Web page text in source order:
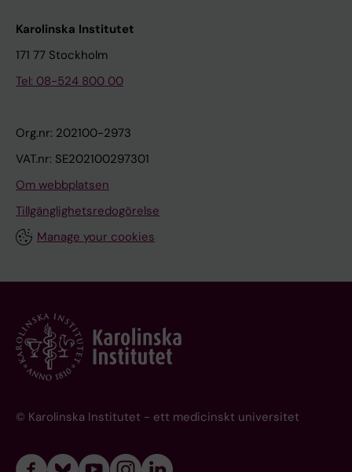
Karolinska Institutet
171 77 Stockholm
Tel: 08-524 800 00
Org.nr: 202100-2973
VAT.nr: SE202100297301
Om webbplatsen
Tillgänglighetsredogörelse
Manage your cookies
© Karolinska Institutet - ett medicinskt universitet